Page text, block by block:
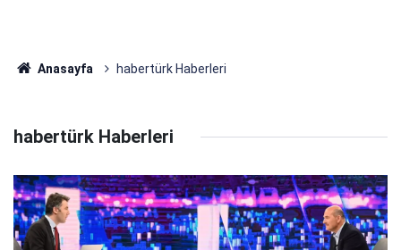
Anasayfa habertürk Haberleri
habertürk Haberleri